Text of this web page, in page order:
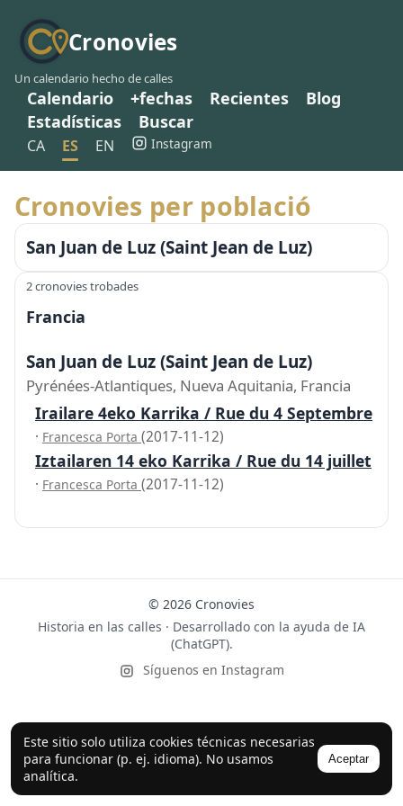
Cronovies
Un calendario hecho de calles
Calendario +fechas Recientes
Blog
Estadísticas
Buscar
CA ES EN Instagram
Este sitio solo utiliza cookies técnicas necesarias
para funcionar (p. ej. idioma). No usamos
analítica.
Aceptar
Cronovies per població
San Juan de Luz (Saint Jean de Luz)
2 cronovies trobades
Francia
San Juan de Luz (Saint Jean de Luz)
Pyrénées-Atlantiques, Nueva Aquitania, Francia
Irailare 4eko Karrika / Rue du 4 Septembre
· Francesca Porta (2017-11-12)
Iztailaren 14 eko Karrika / Rue du 14 juillet
· Francesca Porta (2017-11-12)
© 2026 Cronovies
Historia en las calles · Desarrollado con la ayuda de IA
(ChatGPT).
Síguenos en Instagram